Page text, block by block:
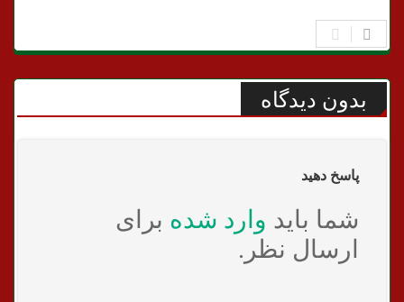
بدون دیدگاه
پاسخ دهید
شما باید وارد شده برای
ارسال نظر.